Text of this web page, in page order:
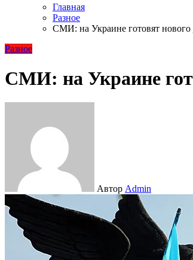
Главная
Разное
СМИ: на Украине готовят нового
Разное
СМИ: на Украине
Автор Admin